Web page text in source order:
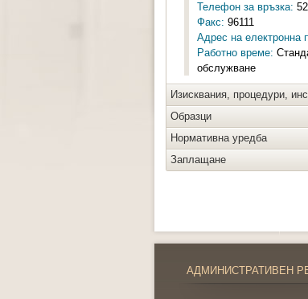
Телефон за връзка:
Факс: 96111
Адрес на електронна
Работно време:
обслужване
Изисквания, процедури,
Образци
Нормативна уредба
Заплащане
АДМИНИСТРАТИВЕН